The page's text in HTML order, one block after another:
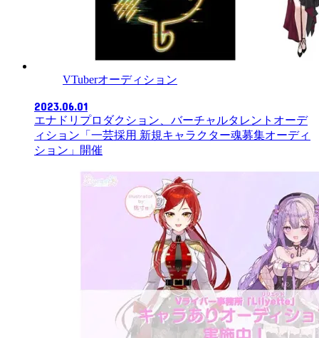
VTuberオーディション
2023.06.01
エナドリプロダクション、バーチャルタレントオーデ
ィション「一芸採用 新規キャラクター魂募集オーディ
ション」開催